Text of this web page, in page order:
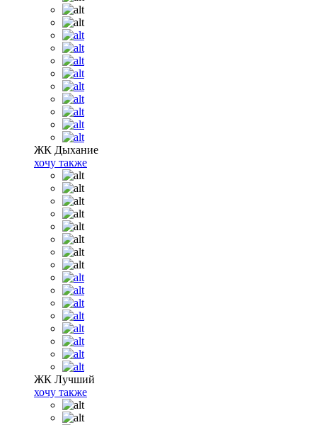
ЖК Дыхание
хочу также
ЖК Лучший
хочу также